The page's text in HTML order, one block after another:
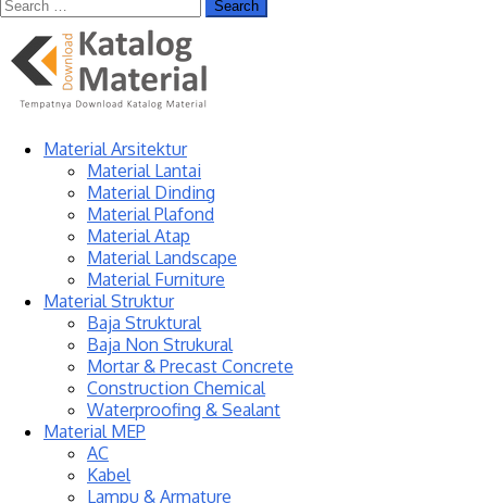
Material Arsitektur
Material Lantai
Material Dinding
Material Plafond
Material Atap
Material Landscape
Material Furniture
Material Struktur
Baja Struktural
Baja Non Strukural
Mortar & Precast Concrete
Construction Chemical
Waterproofing & Sealant
Material MEP
AC
Kabel
Lampu & Armature